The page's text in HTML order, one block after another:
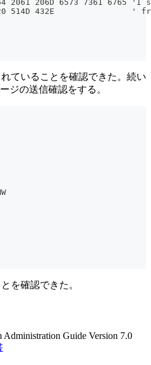
2061 206D 6573 7361 6765 'I
514D 432E                '
ていることを確認できた。続い
ジの送信確認をする。
を確認できた。
Administration Guide Version 7.0